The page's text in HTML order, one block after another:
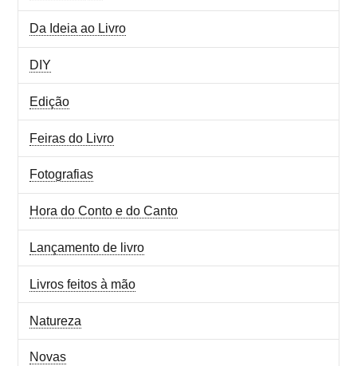
Da Ideia ao Livro
DIY
Edição
Feiras do Livro
Fotografias
Hora do Conto e do Canto
Lançamento de livro
Livros feitos à mão
Natureza
Novas